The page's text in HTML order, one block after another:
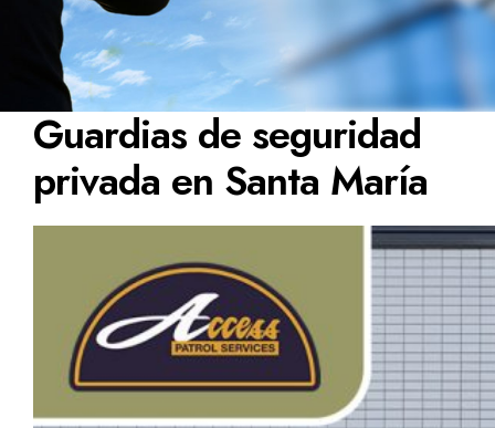
TESTIMONIOS
PREGUNTAS FRECUENTES
CONTÁCTANOS
Guardias de seguridad
privada en Santa María